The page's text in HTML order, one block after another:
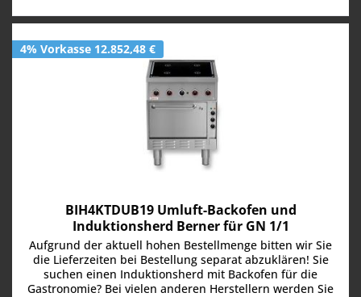
4% Vorkasse 12.852,48 €
BIH4KTDUB19 Umluft-Backofen und
Induktionsherd Berner für GN 1/1
Aufgrund der aktuell hohen Bestellmenge bitten wir Sie
die Lieferzeiten bei Bestellung separat abzuklären! Sie
suchen einen Induktionsherd mit Backofen für die
Gastronomie? Bei vielen anderen Herstellern werden Sie